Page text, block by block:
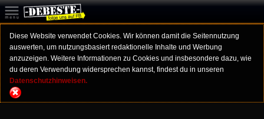
Diese Website verwendet Cookies. Wir können damit die Seitennutzung
auswerten, um nutzungsbasiert redaktionelle Inhalte und Werbung
anzuzeigen. Weitere Informationen zu Cookies und insbesondere dazu, wie
du deren Verwendung widersprechen kannst, findest du in unseren
Datenschutzhinweisen.